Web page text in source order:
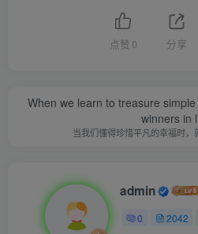
点赞 0 分享
When we learn to treasure
winners in
当我们懂得珍惜平凡的幸福时，
admin
0 2042